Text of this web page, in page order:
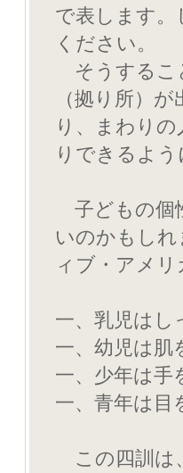
で表します
ください。
そうするこ
（拠り所）
り、まわり
りできるよ
子どもの個
いのかもし
ィブ・アメ
一、乳児はし
一、幼児は肌
一、少年は手
一、青年は目
この四訓は